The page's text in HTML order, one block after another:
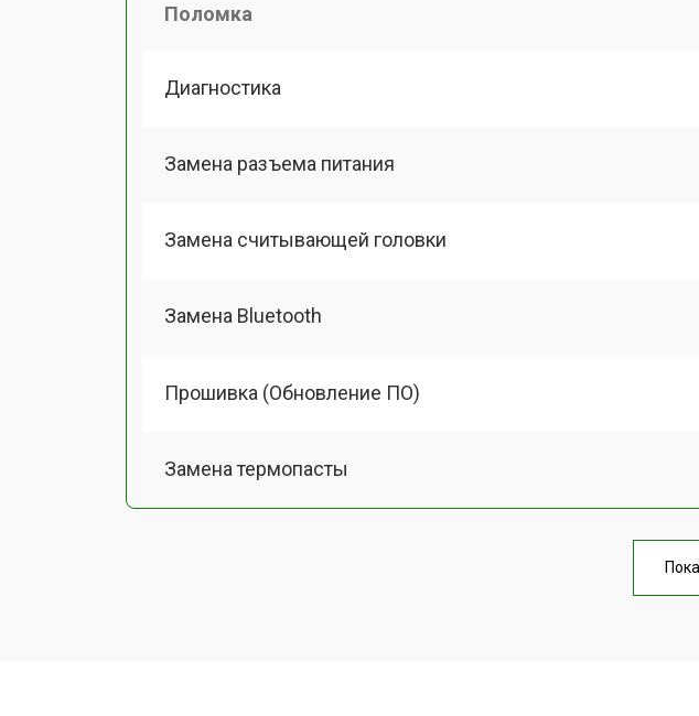
Поломка
Диагностика
Замена разъема питания
Замена считывающей головки
Замена Bluetooth
Прошивка (Обновление ПО)
Замена термопасты